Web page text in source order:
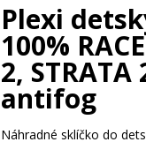
Plexi
100%
2,
antifog
Náhradné sklíčko do